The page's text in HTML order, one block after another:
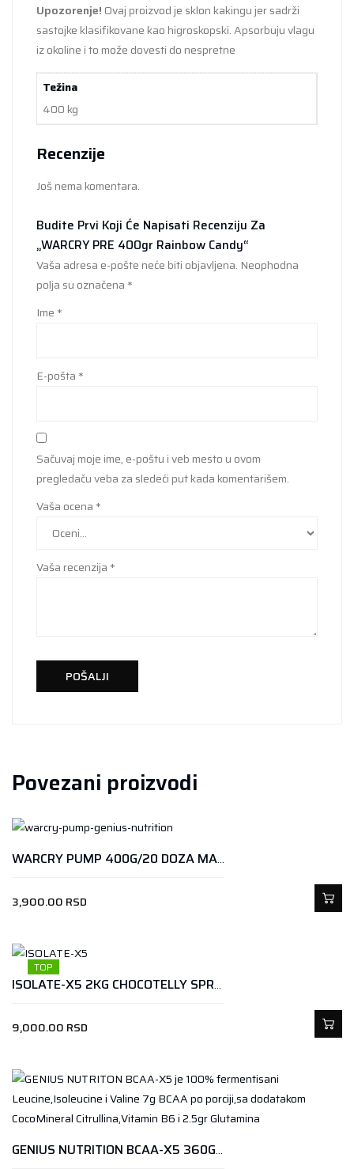
Upozorenje! Ovaj proizvod je sklon kakingu jer sadrži
sastojke klasifikovane kao higroskopski. Apsorbuju vlagu
iz okoline i to može dovesti do nespretne
Težina
400 kg
Recenzije
Još nema komentara.
Budite Prvi Koji Će Napisati Recenziju Za
„WARCRY PRE 400gr Rainbow Candy“
Vaša adresa e-pošte neće biti objavljena. Neophodna
polja su označena *
Ime *
E-pošta *
Sačuvaj moje ime, e-poštu i veb mesto u ovom
pregledaču veba za sledeći put kada komentarišem.
Vaša ocena *
Vaša recenzija *
Povezani proizvodi
WARCRY PUMP 400G/20 DOZA MANGO-ANANAS
3,900.00 RSD
TOP
ISOLATE-X5 2KG CHOCOTELLY SPREAD
9,000.00 RSD
GENIUS NUTRITION BCAA-X5 360GR KIWI – STRAWBERRY